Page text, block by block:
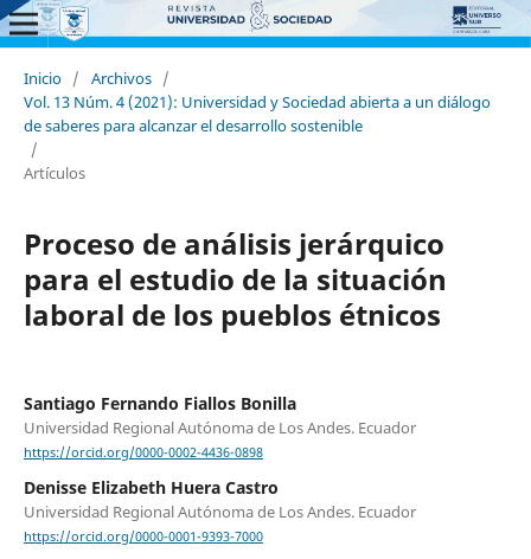
Inicio / Archivos /
Vol. 13 Núm. 4 (2021): Universidad y Sociedad abierta a un diálogo
de saberes para alcanzar el desarrollo sostenible
/
Artículos
Proceso de análisis jerárquico
para el estudio de la situación
laboral de los pueblos étnicos
Santiago Fernando Fiallos Bonilla
Universidad Regional Autónoma de Los Andes. Ecuador
https://orcid.org/0000-0002-4436-0898
Denisse Elizabeth Huera Castro
Universidad Regional Autónoma de Los Andes. Ecuador
https://orcid.org/0000-0001-9393-7000